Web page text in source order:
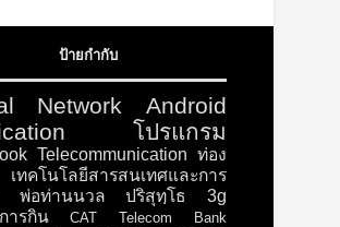
ป้ายกำกับ
Network
Android
โปรแกรม
Telecommunication ท่อง
เทคโนโลยีสารสนเทศและการ
พ่อท่านนวล ปริสุทฺโธ
3g
ารกิน
CAT Telecom
Bank